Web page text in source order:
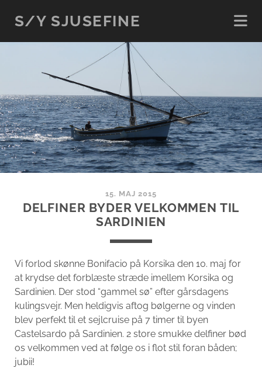
S/Y SJUSEFINE
15. MAJ 2015
DELFINER BYDER VELKOMMEN TIL
SARDINIEN
Vi forlod skønne Bonifacio på Korsika den 10. maj for
at krydse det forblæste stræde imellem Korsika og
Sardinien. Der stod “gammel sø” efter gårsdagens
kulingsvejr. Men heldigvis aftog bølgerne og vinden
blev perfekt til et sejlcruise på 7 timer til byen
Castelsardo på Sardinien. 2 store smukke delfiner bød
os velkommen ved at følge os i flot stil foran båden;
jubii!